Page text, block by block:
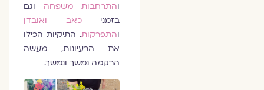
התרחבות משפחהוגם
בזמני
כאב ואובדן
התפרקות. התיקיות הכילו
את הרעיונות, מעשה
הרקמה נמשך ונמשך.